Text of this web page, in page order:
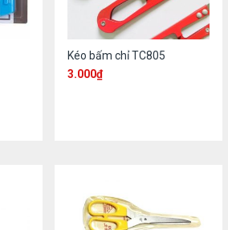
Kéo bấm chỉ TC805
3.000₫